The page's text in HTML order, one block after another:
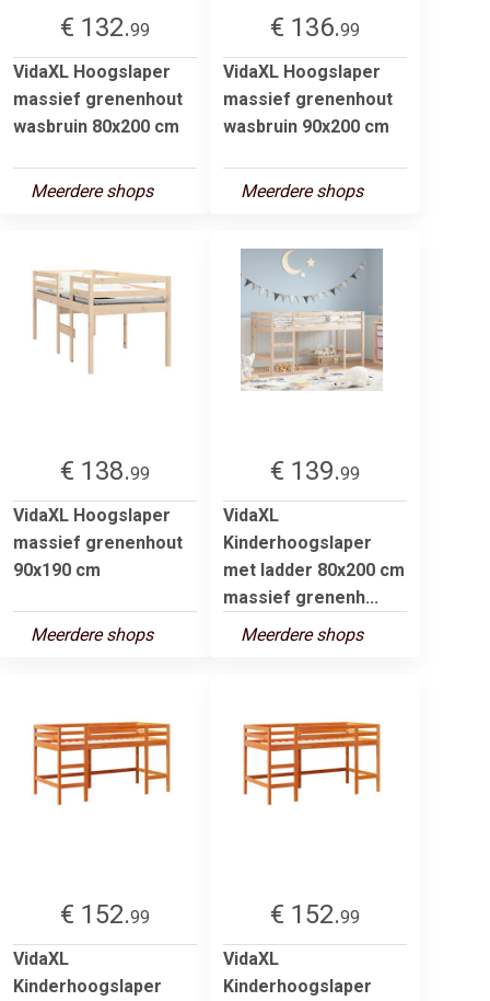
€ 132.99
VidaXL Hoogslaper
massief grenenhout
wasbruin 80x200 cm
Meerdere shops
€ 136.99
VidaXL Hoogslaper
massief grenenhout
wasbruin 90x200 cm
Meerdere shops
€ 138.99
VidaXL Hoogslaper
massief grenenhout
90x190 cm
Meerdere shops
€ 139.99
VidaXL
Kinderhoogslaper
met ladder 80x200 cm
massief grenenh...
Meerdere shops
€ 152.99
VidaXL
Kinderhoogslaper
€ 152.99
VidaXL
Kinderhoogslaper